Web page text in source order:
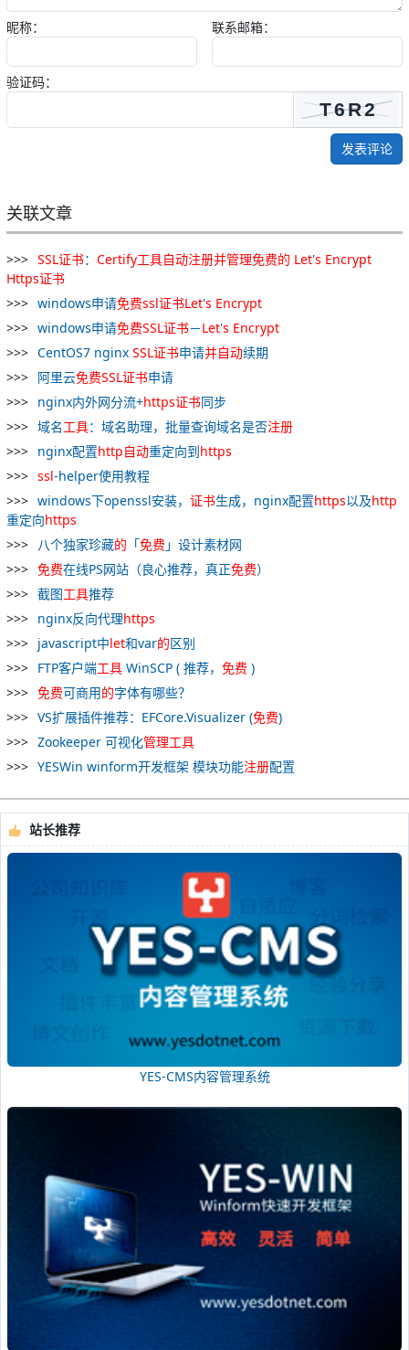
昵称： 联系邮箱：
验证码：
发表评论
关联文章
SSL证书： Certify工具自动注册并管理免费的 Let's Encrypt
Https证书
windows申请免费ssl证书Let's Encrypt
windows申请免费SSL证书－Let's Encrypt
CentOS7 nginx SSL证书申请并自动续期
阿里云免费SSL证书申请
nginx内外网分流+https证书同步
域名工具：域名助理，批量查询域名是否注册
nginx配置http自动重定向到https
ssl-helper使用教程
windows下openssl安装， 证书生成，nginx配置https以及http
重定向https
八个独家珍藏的 「免费 」设计素材网
免费在线PS网站（良心推荐，真正免费）
截图工具推荐
nginx反向代理https
javascript中let和var的区别
FTP客户端工具 WinSCP ( 推荐， 免费 )
免费可商用的字体有哪些？
VS扩展插件推荐：EFCore.Visualizer (免费)
Zookeeper 可视化管理工具
YESWin winform开发框架 模块功能注册配置
站长推荐
YES-CMS内容管理系统